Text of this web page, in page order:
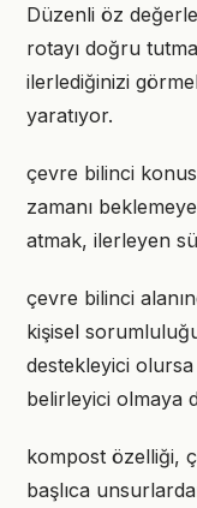
Düzenli öz
rotayı doğru
ilerlediğinizi
yaratıyor.
çevre bilinci
zamanı
atmak, ilerleyen
çevre bilinci
kişisel
destekleyici
belirleyici olmaya
kompost özelliği,
başlıca